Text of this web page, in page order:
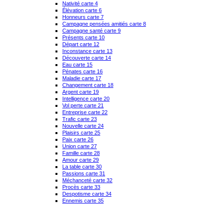
Nativité carte 4
Élévation carte 6
Honneurs carte 7
Campagne pensées amitiés carte 8
Campagne santé carte 9
Présents carte 10
Départ carte 12
Inconstance carte 13
Découverte carte 14
Eau carte 15
Pénates carte 16
Maladie carte 17
Changement carte 18
Argent carte 19
Intelligence carte 20
Vol perte carte 21
Entreprise carte 22
Trafic carte 23
Nouvelle carte 24
Plaisirs carte 25
Paix carte 26
Union carte 27
Famille carte 28
Amour carte 29
La table carte 30
Passions carte 31
Méchanceté carte 32
Procès carte 33
Despotisme carte 34
Ennemis carte 35